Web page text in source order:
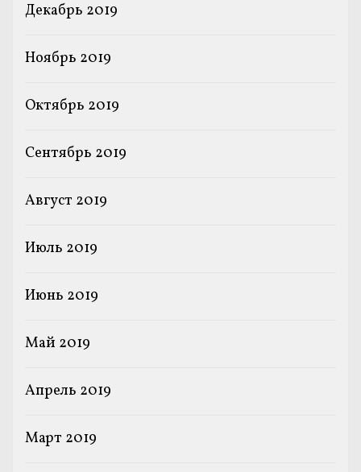
Декабрь 2019
Ноябрь 2019
Октябрь 2019
Сентябрь 2019
Август 2019
Июль 2019
Июнь 2019
Май 2019
Апрель 2019
Март 2019